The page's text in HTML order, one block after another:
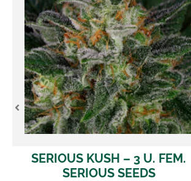
CHRONIC – 3 U. FEM. SERIOUS
SEEDS